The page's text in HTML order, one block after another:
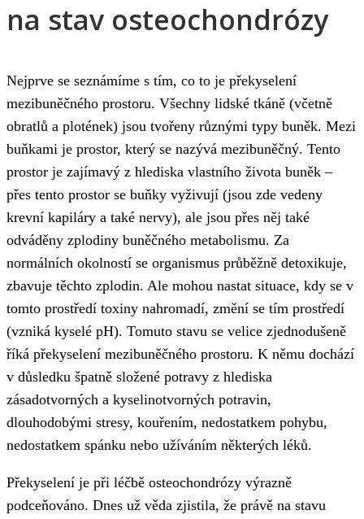
na stav osteochondrózy
Nejprve se seznámíme s tím, co to je překyselení
mezibuněčného prostoru. Všechny lidské tkáně (včetně
obratlů a plotének) jsou tvořeny různými typy buněk. Mezi
buňkami je prostor, který se nazývá mezibuněčný. Tento
prostor je zajímavý z hlediska vlastního života buněk –
přes tento prostor se buňky vyživují (jsou zde vedeny
krevní kapiláry a také nervy), ale jsou přes něj také
odváděny zplodiny buněčného metabolismu. Za
normálních okolností se organismus průběžně detoxikuje,
zbavuje těchto zplodin. Ale mohou nastat situace, kdy se v
tomto prostředí toxiny nahromadí, změní se tím prostředí
(vzniká kyselé pH). Tomuto stavu se velice zjednodušeně
říká překyselení mezibuněčného prostoru. K němu dochází
v důsledku špatně složené potravy z hlediska
zásadotvorných a kyselinotvorných potravin,
dlouhodobými stresy, kouřením, nedostatkem pohybu,
nedostatkem spánku nebo užíváním některých léků.
Překyselení je při léčbě osteochondrózy výrazně
podceňováno. Dnes už věda zjistila, že právě na stavu